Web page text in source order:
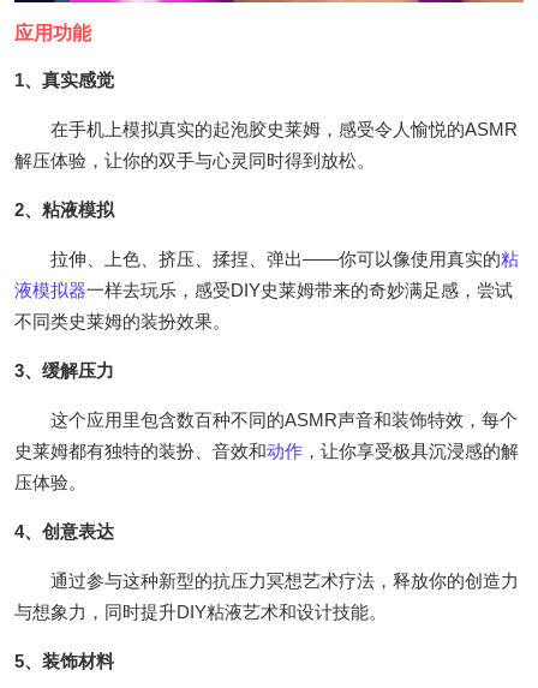
应用功能
1、真实感觉
在手机上模拟真实的起泡胶史莱姆，感受令人愉悦的ASMR
解压体验，让你的双手与心灵同时得到放松。
2、粘液模拟
拉伸、上色、挤压、揉捏、弹出——你可以像使用真实的粘
液模拟器一样去玩乐，感受DIY史莱姆带来的奇妙满足感，尝试
不同类史莱姆的装扮效果。
3、缓解压力
这个应用里包含数百种不同的ASMR声音和装饰特效，每个
史莱姆都有独特的装扮、音效和动作 ，让你享受极具沉浸感的解
压体验。
4、创意表达
通过参与这种新型的抗压力冥想艺术疗法，释放你的创造力
与想象力，同时提升DIY粘液艺术和设计技能。
5、装饰材料